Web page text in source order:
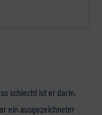
schlecht ist er darin,
ein ausgezeichneter